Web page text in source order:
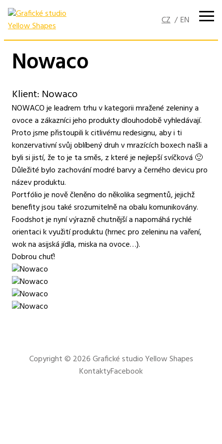
Přejít
obsahu
Nowaco
Klient: Nowaco
NOWACO je leadrem trhu v kategorii mražené zeleniny a
ovoce a zákazníci jeho produkty dlouhodobě vyhledávají.
Proto jsme přistoupili k citlivému redesignu, aby i ti
konzervativní svůj oblíbený druh v mrazících boxech našli a
byli si jistí, že to je ta směs, z které je nejlepší svíčková 🙂
Důležité bylo zachování modré barvy a černého devicu pro
název produktu.
Portfólio je nově členěno do několika segmentů, jejichž
benefity jsou také srozumitelně na obalu komunikovány.
Foodshot je nyní výrazně chutnější a napomáhá rychlé
orientaci k využití produktu (hrnec pro zeleninu na vaření,
wok na asijská jídla, miska na ovoce…).
Dobrou chuť!
Copyright © 2026Grafické studio Yellow Shapes
KontaktyFacebook